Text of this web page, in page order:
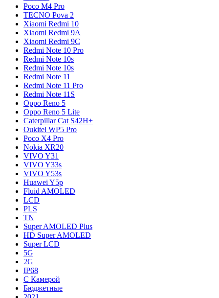
Poco M4 Pro
TECNO Pova 2
Xiaomi Redmi 10
Xiaomi Redmi 9A
Xiaomi Redmi 9C
Redmi Note 10 Pro
Redmi Note 10s
Redmi Note 10s
Redmi Note 11
Redmi Note 11 Pro
Redmi Note 11S
Oppo Reno 5
Oppo Reno 5 Lite
Caterpillar Cat S42H+
Oukitel WP5 Pro
Poco X4 Pro
Nokia XR20
VIVO Y31
VIVO Y33s
VIVO Y53s
Huawei Y5p
Fluid AMOLED
LCD
PLS
TN
Super AMOLED Plus
HD Super AMOLED
Super LCD
5G
2G
IP68
С Камерой
Бюджетные